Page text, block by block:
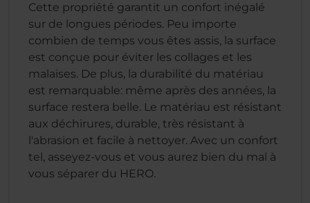
Cette propriété garantit un confort inégalé
sur de longues périodes. Peu importe
combien de temps vous êtes assis, la surface
est conçue pour éviter les collages et les
malaises. De plus, la durabilité du matériau
est remarquable: même après des années, la
surface restera belle. Le matériau est résistant
aux déchirures, durable, très résistant à
l'abrasion et facile à nettoyer. Avec un confort
tel, asseyez-vous et vous aurez bien du mal à
vous séparer du HERO.